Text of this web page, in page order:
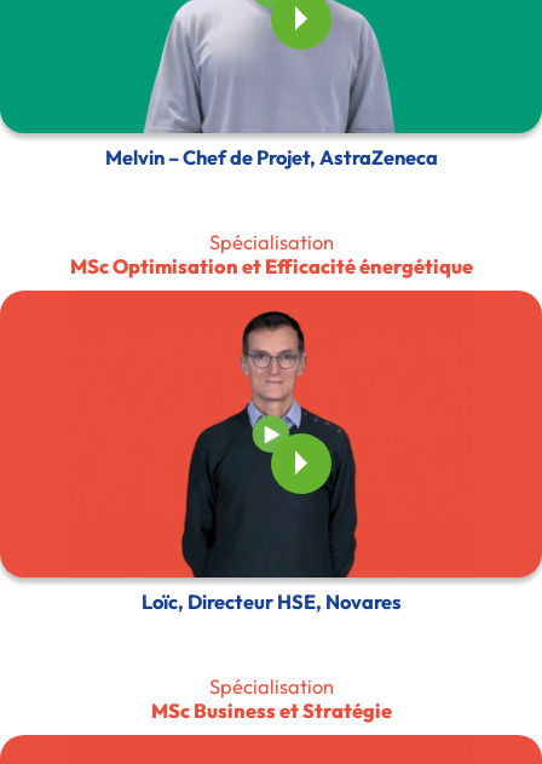
Melvin – Chef de Projet, AstraZeneca
Spécialisation
MSc Optimisation et Efficacité énergétique
Loïc, Directeur HSE, Novares
Spécialisation
MSc Business et Stratégie